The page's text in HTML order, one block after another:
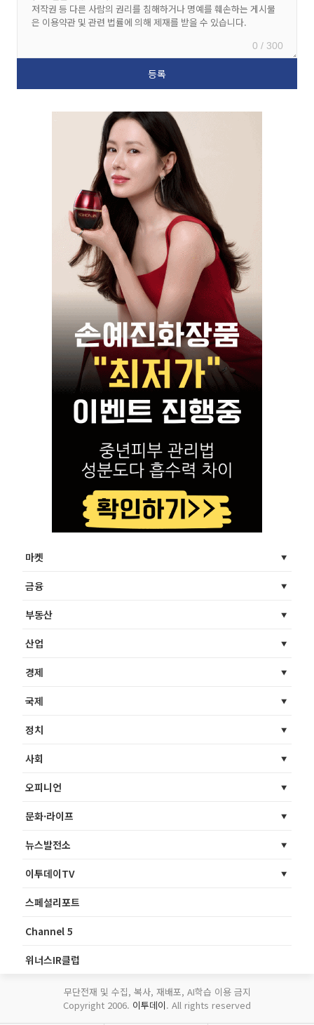
0 / 300
마켓
금융
부동산
산업
경제
국제
정치
사회
오피니언
문화·라이프
뉴스발전소
이투데이TV
스페셜리포트
Channel 5
위너스IR클럽
무단전재 및 수집, 복사, 재배포, AI학습 이용 금지
Copyright 2006. 이투데이. All rights reserved